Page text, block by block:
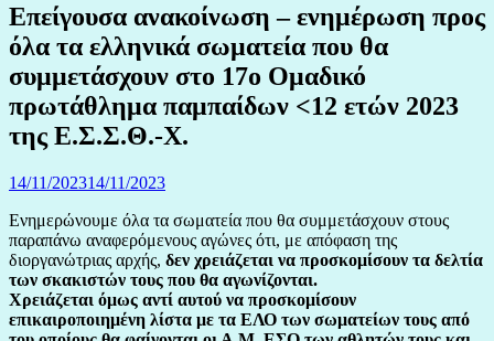
Επείγουσα ανακοίνωση – ενημέρωση προς
όλα τα ελληνικά σωματεία που θα
συμμετάσχουν στο 17o Ομαδικό
πρωτάθλημα παμπαίδων <12 ετών 2023
της Ε.Σ.Σ.Θ.-Χ.
14/11/202314/11/2023
Ενημερώνουμε όλα τα σωματεία που θα συμμετάσχουν στους
παραπάνω αναφερόμενους αγώνες ότι, με απόφαση της
διοργανώτριας αρχής, δεν χρειάζεται να προσκομίσουν τα δελτία
των σκακιστών τους που θα αγωνίζονται.
Χρειάζεται όμως αντί αυτού να προσκομίσουν
επικαιροποιημένη λίστα με τα ΕΛΟ των σωματείων τους από